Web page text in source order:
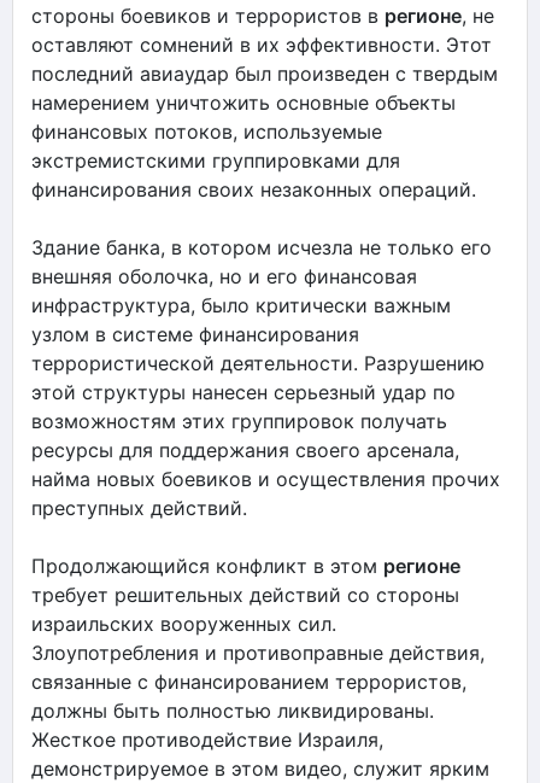
стороны боевиков и террористов в регионе, не
оставляют сомнений в их эффективности. Этот
последний авиаудар был произведен с твердым
намерением уничтожить основные объекты
финансовых потоков, используемые
экстремистскими группировками для
финансирования своих незаконных операций.
Здание банка, в котором исчезла не только его
внешняя оболочка, но и его финансовая
инфраструктура, было критически важным
узлом в системе финансирования
террористической деятельности. Разрушению
этой структуры нанесен серьезный удар по
возможностям этих группировок получать
ресурсы для поддержания своего арсенала,
найма новых боевиков и осуществления прочих
преступных действий.
Продолжающийся конфликт в этом регионе
требует решительных действий со стороны
израильских вооруженных сил.
Злоупотребления и противоправные действия,
связанные с финансированием террористов,
должны быть полностью ликвидированы.
Жесткое противодействие Израиля,
демонстрируемое в этом видео, служит ярким